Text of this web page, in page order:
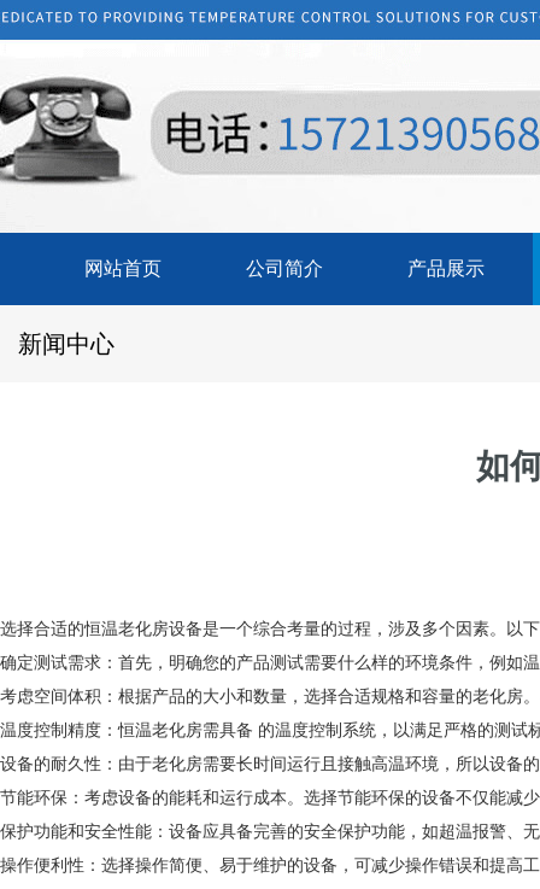
网站首页 公司简介 产品展示
新闻中心
如
选择合适的恒温老化房设备是一个综合考量的过程，涉及多个因素。以
确定测试需求：首先，明确您的产品测试需要什么样的环境条件，例如
考虑空间体积：根据产品的大小和数量，选择合适规格和容量的老化房
温度控制精度：恒温老化房需具备 的温度控制系统，以满足严格的测
设备的耐久性：由于老化房需要长时间运行且接触高温环境，所以设备
节能环保：考虑设备的能耗和运行成本。选择节能环保的设备不仅能减
保护功能和安全性能：设备应具备完善的安全保护功能，如超温报警、
操作便利性：选择操作简便、易于维护的设备，可减少操作错误和提高